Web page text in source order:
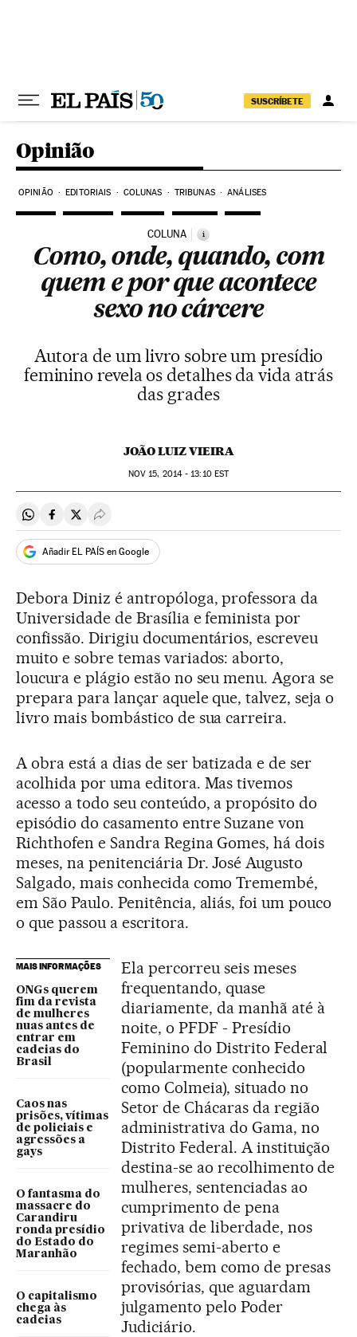
SUSCRÍBETE
Opinião
OPINIÃO EDITORIAIS COLUNAS TRIBUNAS ANÁLISES
COLUNA i
Como, onde, quando, com
quem e por que acontece
sexo no cárcere
Autora de um livro sobre um presídio
feminino revela os detalhes da vida atrás
das grades
JOÃO LUIZ VIEIRA
NOV 15, 2014 - 13:10EST
Compartir en Whatsapp
Compartir en Facebook
Compartir en Twitter
Desplegar Redes Sociales
Añadir EL PAÍS en Google
Debora Diniz é antropóloga, professora da
Universidade de Brasília e feminista por
confissão. Dirigiu documentários, escreveu
muito e sobre temas variados: aborto,
loucura e plágio estão no seu menu. Agora se
prepara para lançar aquele que, talvez, seja o
livro mais bombástico de sua carreira.
A obra está a dias de ser batizada e de ser
acolhida por uma editora. Mas tivemos
acesso a todo seu conteúdo, a propósito do
episódio do casamento entre Suzane von
Richthofen e Sandra Regina Gomes, há dois
meses, na penitenciária Dr. José Augusto
Salgado, mais conhecida como Tremembé,
em São Paulo. Penitência, aliás, foi um pouco
o que passou a escritora.
MAIS INFORMAÇÕES
ONGs querem
fim da revista
de mulheres
nuas antes de
entrar em
cadeias do
Brasil
Caos nas
prisões, vítimas
de policiais e
agressões a
gays
O fantasma do
massacre do
Carandiru
ronda presídio
do Estado do
Maranhão
O capitalismo
chega às
cadeias
Ela percorreu seis meses
frequentando, quase
diariamente, da manhã até à
noite, o PFDF - Presídio
Feminino do Distrito Federal
(popularmente conhecido
como Colmeia), situado no
Setor de Chácaras da região
administrativa do Gama, no
Distrito Federal. A instituição
destina-se ao recolhimento de
mulheres, sentenciadas ao
cumprimento de pena
privativa de liberdade, nos
regimes semi-aberto e
fechado, bem como de presas
provisórias, que aguardam
julgamento pelo Poder
Judiciário.